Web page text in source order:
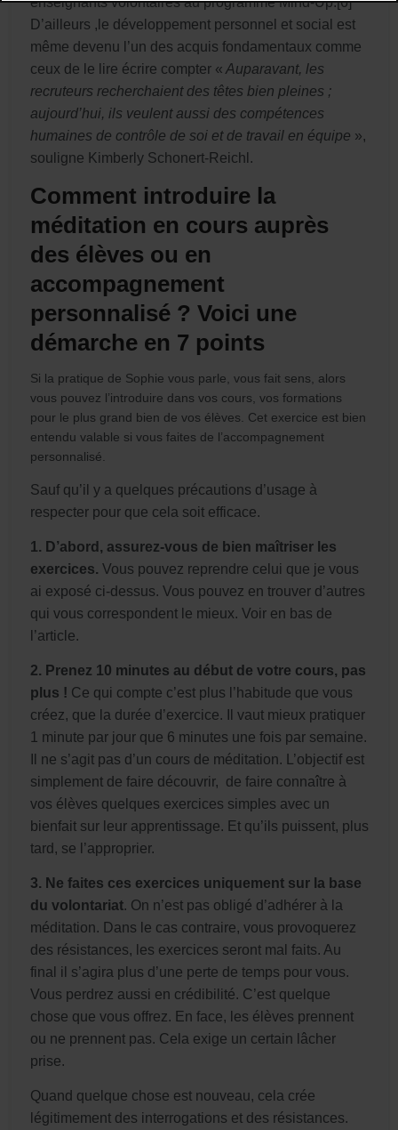
D’ailleurs ,le développement personnel et social est
même devenu l’un des acquis fondamentaux comme
ceux de le lire écrire compter « Auparavant, les
recruteurs recherchaient des têtes bien pleines ;
aujourd’hui, ils veulent aussi des compétences
humaines de contrôle de soi et de travail en équipe »,
souligne Kimberly Schonert-Reichl.
Comment introduire la
méditation en cours auprès
des élèves ou en
accompagnement
personnalisé ? Voici une
démarche en 7 points
Si la pratique de Sophie vous parle, vous fait sens, alors
vous pouvez l’introduire dans vos cours, vos formations
pour le plus grand bien de vos élèves. Cet exercice est bien
entendu valable si vous faites de l’accompagnement
personnalisé.
Sauf qu’il y a quelques précautions d’usage à
respecter pour que cela soit efficace.
1. D’abord, assurez-vous de bien maîtriser les
exercices. Vous pouvez reprendre celui que je vous
ai exposé ci-dessus. Vous pouvez en trouver d’autres
qui vous correspondent le mieux. Voir en bas de
l’article.
2. Prenez 10 minutes au début de votre cours, pas
plus ! Ce qui compte c’est plus l’habitude que vous
créez, que la durée d’exercice. Il vaut mieux pratiquer
1 minute par jour que 6 minutes une fois par semaine.
Il ne s’agit pas d’un cours de méditation. L’objectif est
simplement de faire découvrir, de faire connaître à
vos élèves quelques exercices simples avec un
bienfait sur leur apprentissage. Et qu’ils puissent, plus
tard, se l’approprier.
3. Ne faites ces exercices uniquement sur la base
du volontariat. On n’est pas obligé d’adhérer à la
méditation. Dans le cas contraire, vous provoquerez
des résistances, les exercices seront mal faits. Au
final il s’agira plus d’une perte de temps pour vous.
Vous perdrez aussi en crédibilité. C’est quelque
chose que vous offrez. En face, les élèves prennent
ou ne prennent pas. Cela exige un certain lâcher
prise.
Quand quelque chose est nouveau, cela crée
légitimement des interrogations et des résistances.